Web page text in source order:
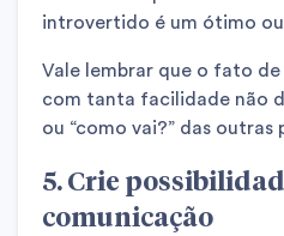
introvertido é um ótimo
Vale lembrar que o fato de
com tanta facilidade não
ou “como vai?” das outras
5. Crie
comunicação